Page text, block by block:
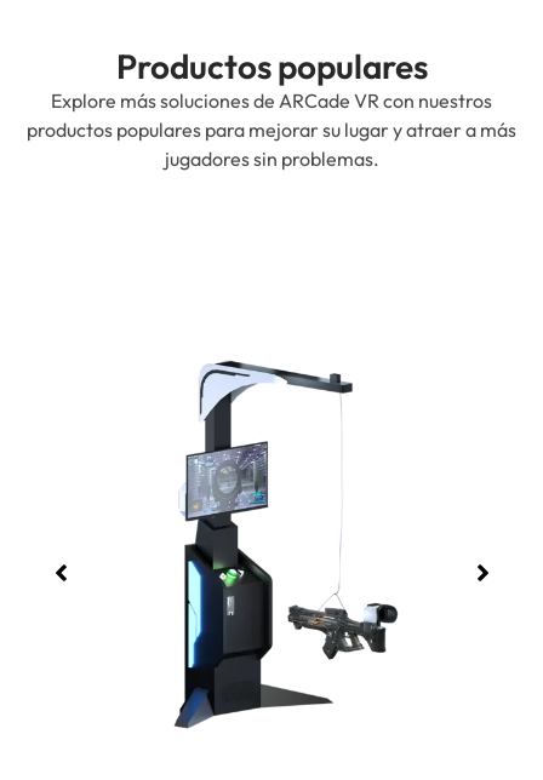
Productos populares
Explore más soluciones de ARCade VR con nuestros
productos populares para mejorar su lugar y atraer a más
jugadores sin problemas.